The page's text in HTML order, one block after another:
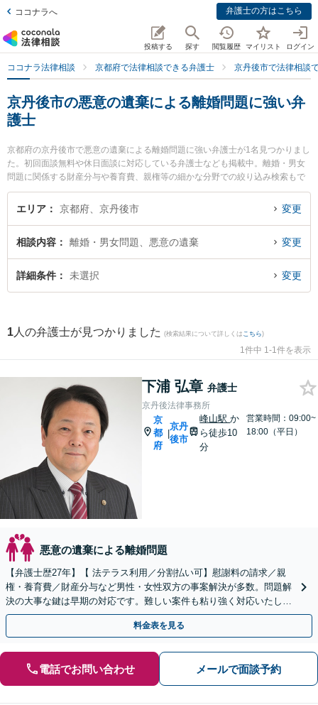
ココナラへ 弁護士の方はこちら
投稿する 探す 閲覧履歴 マイリスト ログイン
ココナラ法律相談 京都府で法律相談できる弁護士 京丹後市で法律相談
京丹後市の悪意の遺棄による離婚問題に強い弁
護士
京都府の京丹後市で悪意の遺棄による離婚問題に強い弁護士が1名見つかりまし
た。初回面談無料や休日面談に対応している弁護士なども掲載中。離婚・男女
問題に関係する財産分与や養育費、親権等の細かな分野での絞り込み検索もで
き便利です。特に京丹後法律事務所の下浦 弘章弁護士のプロフィール情報や弁
護士費用、強みなどが注目されています。『京丹後市で土日や夜間に発生した
い』『初回相談無料で悪意の遺棄による離婚問題を法律相談できる京丹後市内
の弁護士に相談予約したい』などでお困りの相談者さんにおすすめです。
エリア 京都府、京丹後市 変更
相談内容 離婚・男女問題、悪意の遺棄 変更
詳細条件 未選択 変更
1 人の弁護士が見つかりました (検索結果について詳しくは こちら)
1件中 1-1件を表示
下浦 弘章 弁護士
京丹後法律事務所
京
都
府
|
京丹
後市
峰山駅か
ら徒歩10
分
営業時間：09:00~
18:00（平日）
悪意の遺棄による離婚問題
【弁護士歴27年】【 法テラス利用／分割払い可】慰謝料の請求／親
権・養育費／財産分与など男性・女性双方の事案解決が多数。問題解
決の大事な鍵は早期の対応です。難しい案件も粘り強く対応いたしま
す。【峰山駅から徒歩圏内】【兵庫県北部エリアも対応】
料金表を見る
電話でお問い合わせ メールで面談予約